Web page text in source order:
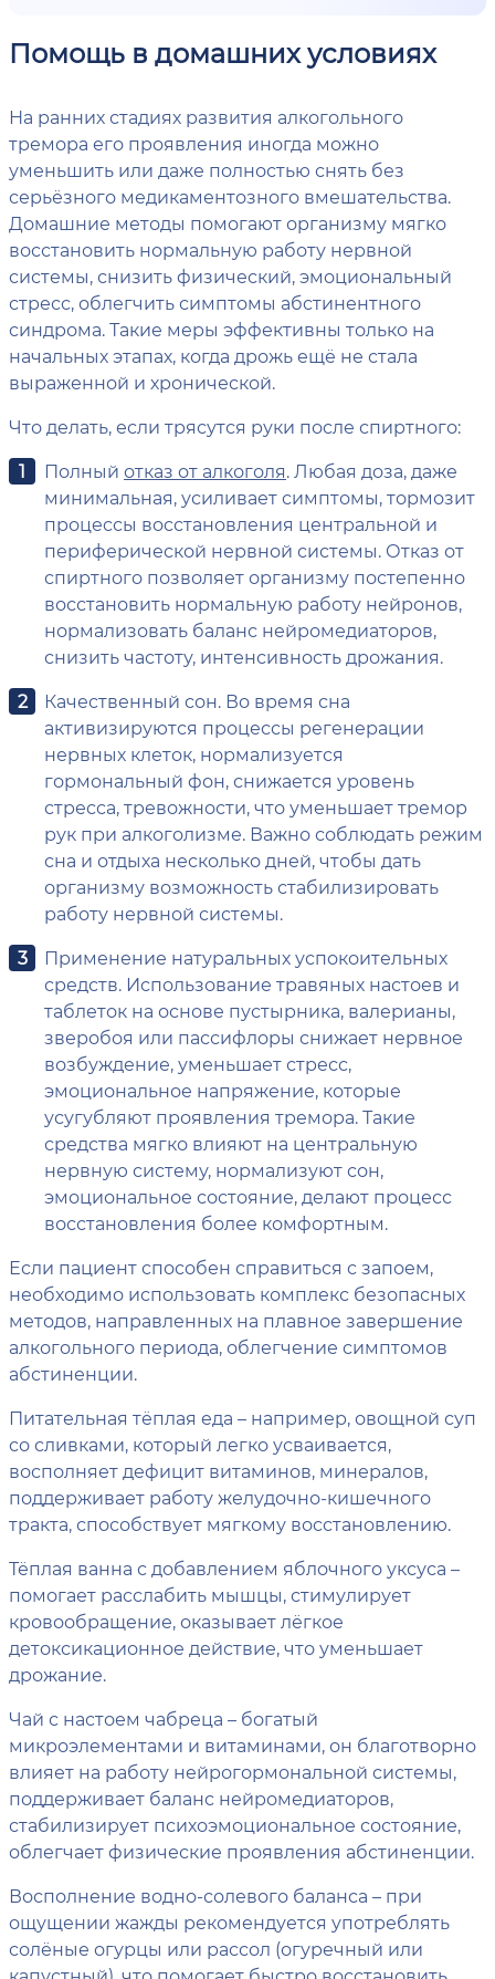
Помощь в домашних условиях
На ранних стадиях развития алкогольного
тремора его проявления иногда можно
уменьшить или даже полностью снять без
серьёзного медикаментозного вмешательства.
Домашние методы помогают организму мягко
восстановить нормальную работу нервной
системы, снизить физический, эмоциональный
стресс, облегчить симптомы абстинентного
синдрома. Такие меры эффективны только на
начальных этапах, когда дрожь ещё не стала
выраженной и хронической.
Что делать, если трясутся руки после спиртного:
Полный отказ от алкоголя. Любая доза, даже
минимальная, усиливает симптомы, тормозит
процессы восстановления центральной и
периферической нервной системы. Отказ от
спиртного позволяет организму постепенно
восстановить нормальную работу нейронов,
нормализовать баланс нейромедиаторов,
снизить частоту, интенсивность дрожания.
Качественный сон. Во время сна
активизируются процессы регенерации
нервных клеток, нормализуется
гормональный фон, снижается уровень
стресса, тревожности, что уменьшает тремор
рук при алкоголизме. Важно соблюдать режим
сна и отдыха несколько дней, чтобы дать
организму возможность стабилизировать
работу нервной системы.
Применение натуральных успокоительных
средств. Использование травяных настоев и
таблеток на основе пустырника, валерианы,
зверобоя или пассифлоры снижает нервное
возбуждение, уменьшает стресс,
эмоциональное напряжение, которые
усугубляют проявления тремора. Такие
средства мягко влияют на центральную
нервную систему, нормализуют сон,
эмоциональное состояние, делают процесс
восстановления более комфортным.
Если пациент способен справиться с запоем,
необходимо использовать комплекс безопасных
методов, направленных на плавное завершение
алкогольного периода, облегчение симптомов
абстиненции.
Питательная тёплая еда – например, овощной суп
со сливками, который легко усваивается,
восполняет дефицит витаминов, минералов,
поддерживает работу желудочно-кишечного
тракта, способствует мягкому восстановлению.
Тёплая ванна с добавлением яблочного уксуса –
помогает расслабить мышцы, стимулирует
кровообращение, оказывает лёгкое
детоксикационное действие, что уменьшает
дрожание.
Чай с настоем чабреца – богатый
микроэлементами и витаминами, он благотворно
влияет на работу нейрогормональной системы,
поддерживает баланс нейромедиаторов,
стабилизирует психоэмоциональное состояние,
облегчает физические проявления абстиненции.
Восполнение водно-солевого баланса – при
ощущении жажды рекомендуется употреблять
солёные огурцы или рассол (огуречный или